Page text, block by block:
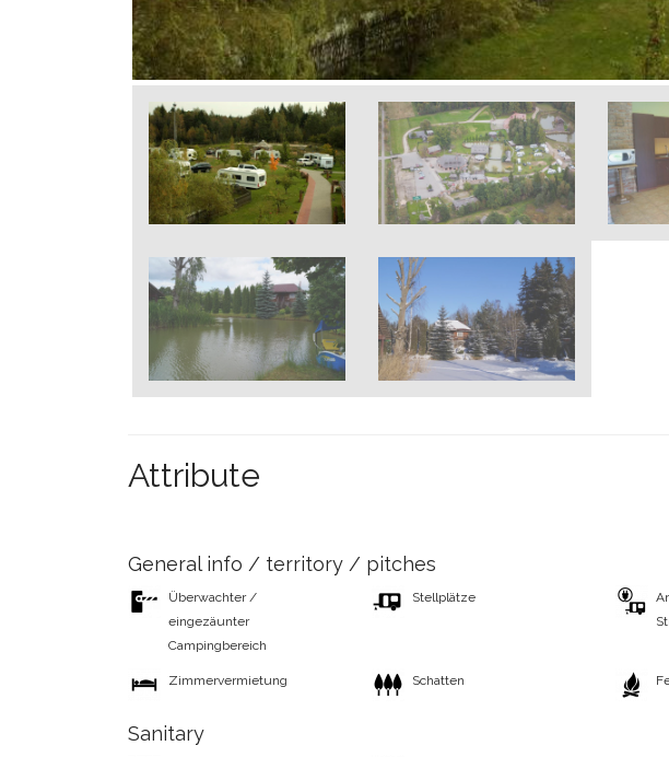
Attribute
General info / territory / pitches
Überwachter /
eingezäunter
Campingbereich
Stellplätze
Zimmervermietung Schatten
Sanitary